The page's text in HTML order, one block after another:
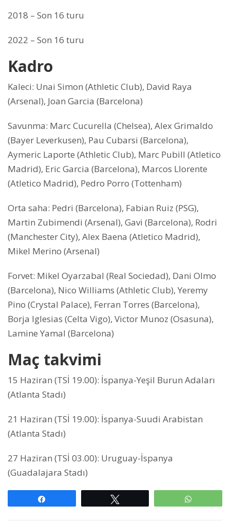
2018 – Son 16 turu
2022 – Son 16 turu
Kadro
Kaleci: Unai Simon (Athletic Club), David Raya
(Arsenal), Joan Garcia (Barcelona)
Savunma: Marc Cucurella (Chelsea), Alex Grimaldo
(Bayer Leverkusen), Pau Cubarsi (Barcelona),
Aymeric Laporte (Athletic Club), Marc Pubill (Atletico
Madrid), Eric Garcia (Barcelona), Marcos Llorente
(Atletico Madrid), Pedro Porro (Tottenham)
Orta saha: Pedri (Barcelona), Fabian Ruiz (PSG),
Martin Zubimendi (Arsenal), Gavi (Barcelona), Rodri
(Manchester City), Alex Baena (Atletico Madrid),
Mikel Merino (Arsenal)
Forvet: Mikel Oyarzabal (Real Sociedad), Dani Olmo
(Barcelona), Nico Williams (Athletic Club), Yeremy
Pino (Crystal Palace), Ferran Torres (Barcelona),
Borja Iglesias (Celta Vigo), Victor Munoz (Osasuna),
Lamine Yamal (Barcelona)
Maç takvimi
15 Haziran (TSİ 19.00): İspanya-Yeşil Burun Adaları
(Atlanta Stadı)
21 Haziran (TSİ 19.00): İspanya-Suudi Arabistan
(Atlanta Stadı)
27 Haziran (TSİ 03.00): Uruguay-İspanya
(Guadalajara Stadı)